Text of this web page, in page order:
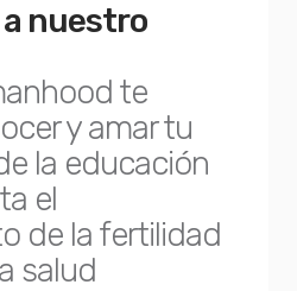
nuestro
te
y amar tu
la educación
el
de la fertilidad
salud